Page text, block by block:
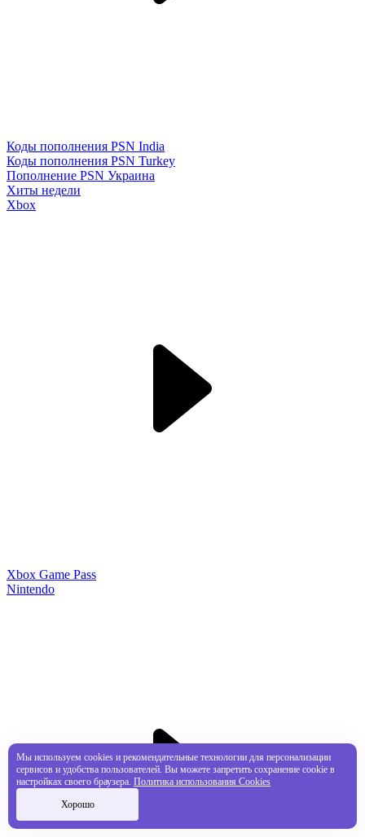
Коды пополнения PSN India
Коды пополнения PSN Turkey
Пополнение PSN Украина
Хиты недели
Xbox
Xbox Game Pass
Nintendo
Мы используем cookies и рекомендательные технологии для персонализации
сервисов и удобства пользователей. Вы можете запретить сохранение cookie в
настройках своего браузера. Политика использования Cookies
Хорошо